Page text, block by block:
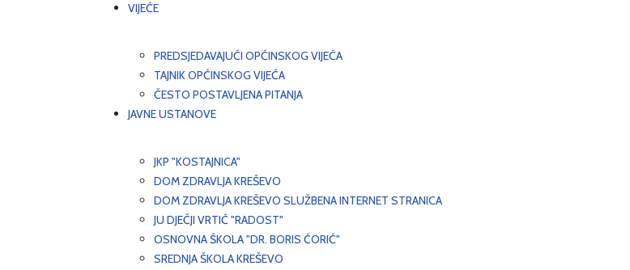
VIJEĆE
PREDSJEDAVAJUĆI OPĆINSKOG VIJEĆA
TAJNIK OPĆINSKOG VIJEĆA
ČESTO POSTAVLJENA PITANJA
JAVNE USTANOVE
JKP "KOSTAJNICA"
DOM ZDRAVLJA KREŠEVO
DOM ZDRAVLJA KREŠEVO SLUŽBENA INTERNET STRANICA
JU DJEČJI VRTIĆ "RADOST"
OSNOVNA ŠKOLA "DR. BORIS ĆORIĆ"
SREDNJA ŠKOLA KREŠEVO